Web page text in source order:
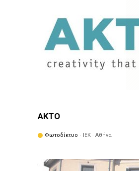
ΑΚΤΟ
Φωτοδίκτυο · ΙΕΚ · Αθήνα